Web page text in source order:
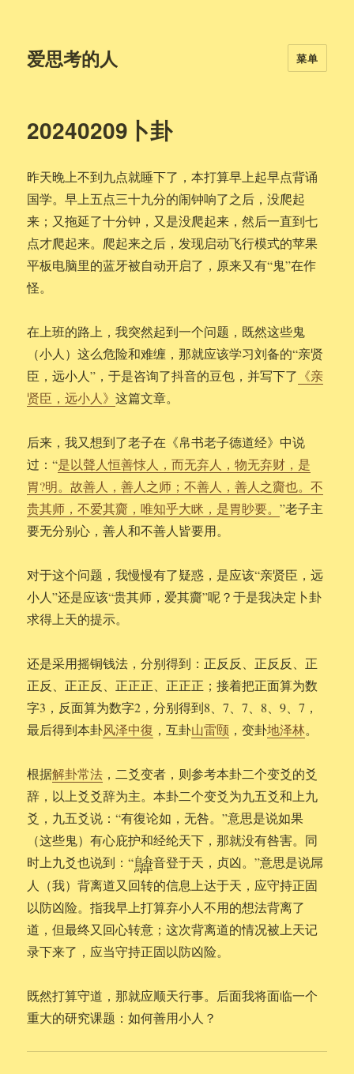
爱思考的人 菜单
20240209卜卦
昨天晚上不到九点就睡下了，本打算早上起早点背诵
国学。早上五点三十九分的闹钟响了之后，没爬起
来；又拖延了十分钟，又是没爬起来，然后一直到七
点才爬起来。爬起来之后，发现启动飞行模式的苹果
平板电脑里的蓝牙被自动开启了，原来又有“鬼”在作
怪。
在上班的路上，我突然起到一个问题，既然这些鬼
（小人）这么危险和难缠，那就应该学习刘备的“亲贤
臣，远小人”，于是咨询了抖音的豆包，并写下了 《亲
贤臣，远小人》这篇文章。
后来，我又想到了老子在《帛书老子德道经》中说
过：“是以聲人恒善㤹人，而无弃人，物无弃财，是
胃?明。故善人，善人之师；不善人，善人之齎也。不
贵其师，不爱其齎，唯知乎大眯，是胃眇要。”老子主
要无分别心，善人和不善人皆要用。
对于这个问题，我慢慢有了疑惑，是应该“亲贤臣，远
小人”还是应该“贵其师，爱其齎”呢？于是我决定卜卦
求得上天的提示。
还是采用摇铜钱法，分别得到：正反反、正反反、正
正反、正正反、正正正、正正正；接着把正面算为数
字3，反面算为数字2，分别得到8、7、7、8、9、7，
最后得到本卦风泽中復 ，互卦山雷颐 ，变卦地泽林。
根据解卦常法 ，二爻变者，则参考本卦二个变爻的爻
辞，以上爻爻辞为主。本卦二个变爻为九五爻和上九
爻，九五爻说：“有復论如，无咎。”意思是说如果
（这些鬼）有心庇护和经纶天下，那就没有咎害。同
时上九爻也说到：“
音登于天，贞凶。”意思是说屌
人（我）背离道又回转的信息上达于天，应守持正固
以防凶险。指我早上打算弃小人不用的想法背离了
道，但最终又回心转意；这次背离道的情况被上天记
录下来了，应当守持正固以防凶险。
既然打算守道，那就应顺天行事。后面我将面临一个
重大的研究课题：如何善用小人？